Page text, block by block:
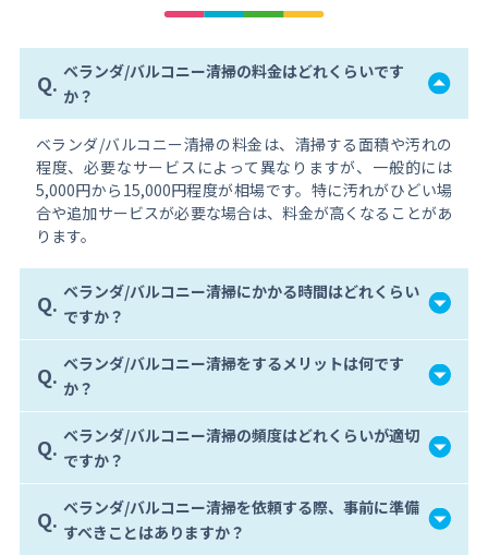
Q. ベランダ/バルコニー清掃の料金はどれくらいです
か？
ベランダ/バルコニー清掃の料金は、清掃する面積や汚れの
程度、必要なサービスによって異なりますが、一般的には
5,000円から15,000円程度が相場です。特に汚れがひどい場
合や追加サービスが必要な場合は、料金が高くなることがあ
ります。
Q. ベランダ/バルコニー清掃にかかる時間はどれくらい
ですか？
Q. ベランダ/バルコニー清掃をするメリットは何です
か？
Q. ベランダ/バルコニー清掃の頻度はどれくらいが適切
ですか？
Q. ベランダ/バルコニー清掃を依頼する際、事前に準備
すべきことはありますか？